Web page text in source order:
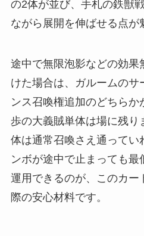
の2体が並び、手札の鉄獣
ながら展開を伸ばせる点が
途中で無限泡影などの効果
けた場合は、ガルームのサ
ンス召喚権追加のどちらか
歩の大義賊単体は場に残
体は通常召喚さえ通ってい
ンボが途中で止まっても最
運用できるのが、このカー
際の安心材料です。